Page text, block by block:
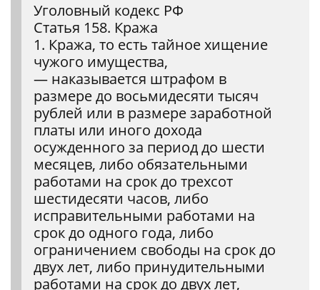
Уголовный кодекс РФ
Статья 158. Кража
1. Кража, то есть тайное хищение
чужого имущества,
— наказывается штрафом в
размере до восьмидесяти тысяч
рублей или в размере заработной
платы или иного дохода
осужденного за период до шести
месяцев, либо обязательными
работами на срок до трехсот
шестидесяти часов, либо
исправительными работами на
срок до одного года, либо
ограничением свободы на срок до
двух лет, либо принудительными
работами на срок до двух лет,